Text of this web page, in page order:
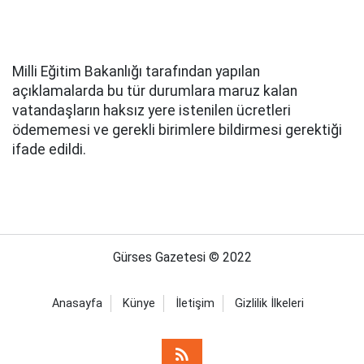
Milli Eğitim Bakanlığı tarafından yapılan
açıklamalarda bu tür durumlara maruz kalan
vatandaşların haksız yere istenilen ücretleri
ödememesi ve gerekli birimlere bildirmesi gerektiği
ifade edildi.
Gürses Gazetesi © 2022
Anasayfa Künye İletişim Gizlilik İlkeleri